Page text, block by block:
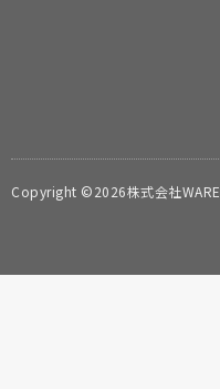
Copyright ©2026株式会社WARE